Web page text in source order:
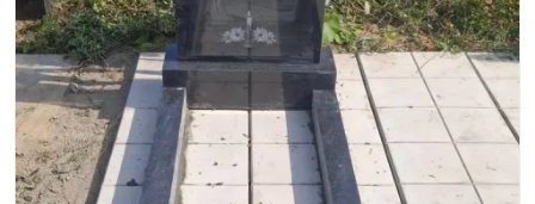
Гранитные ограды
15 моделей
Металлические ограды
50 моделей
Гранитные цветники
7 моделей